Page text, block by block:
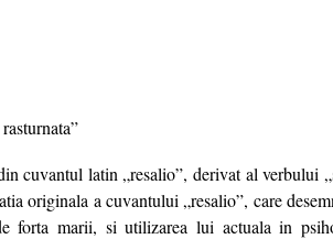
cuvantul latin „resalio”, derivat al verbului
originala a cuvantului „resalio”, care
forta marii, si utilizarea lui actuala in